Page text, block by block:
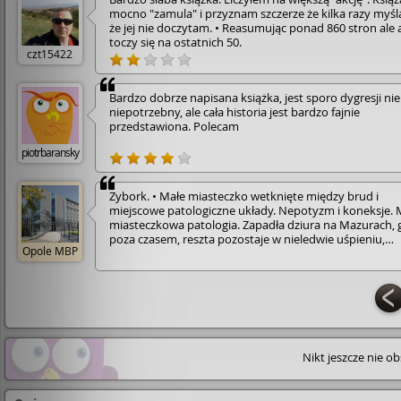
czt15422
mocno "zamula" i przyznam szczerze że kilka razy
że jej nie doczytam. • Reasumując ponad 860 stron ale
toczy się na ostatnich 50.
piotrbaransky
Bardzo dobrze napisana książka, jest sporo dygresji
niepotrzebny, ale cała historia jest bardzo fajnie
przedstawiona. Polecam
Opole MBP
Zybork. • Małe miasteczko wetknięte między brud i
miejscowe patologiczne układy. Nepotyzm i koneksje.
mias­tecz­kowa­ patologia. Zapadła dziura na Mazurach,
poza czasem, reszta pozostaje w nieledwie uśpieniu,
czynnościom: drobnym i większym kradzieżom,
narkotykowymi wizjami, zatapianiu smutku
mocnymi procentami. To tu dzieje się akcja powieści
Żulczyka. • Mikołaj. • Pochodzi z Zyborka. Właśnie
żoną Justyną, zmuszony jest do powrotu w rodzinne
do domu ojca, który po śmierci żony, wiedzie spokojne,
szorstkie życie u boku drugiej kobiety Agaty i ich
dzieci. Stracone nadzieje, zaprzepaszczone aspiracje,
Nikt jeszcze nie